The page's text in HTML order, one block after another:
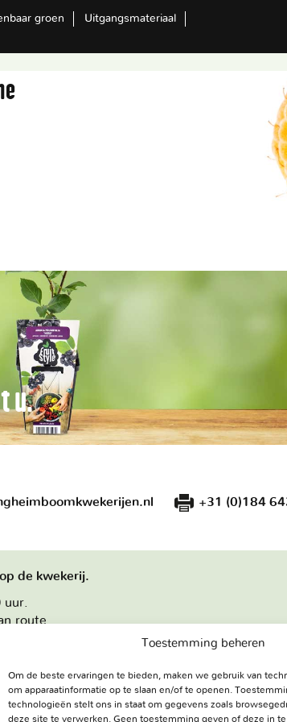
Toestemming beheren
Om de beste ervaringen te bieden, maken we gebruik van
om apparaatinformatie op te slaan en/of te openen.
technologieën stelt ons in staat om gegevens zoals
deze site te verwerken. Geen toestemming geven of deze in
groen
Uitgangsmateriaal
u.
+31 (0)184
de kwekerij.
route
Hoe we werken
De kwekerij
Haringweg 3A
2975 LB Ottoland